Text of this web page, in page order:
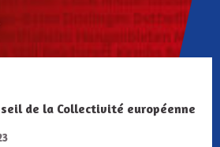
de la Collectivité européenne